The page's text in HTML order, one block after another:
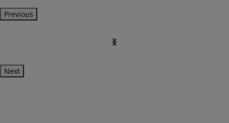
Previous
Next